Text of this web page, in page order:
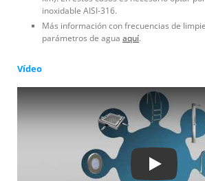
inoxidable AISI-316.
Más información con frecuencias de
parámetros de agua aquí.
Vídeo
Play